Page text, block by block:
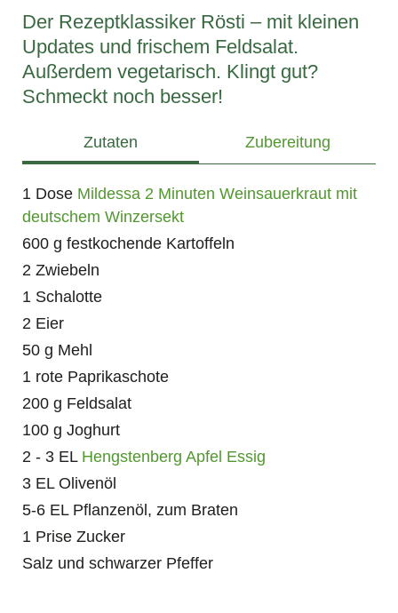
Der Rezeptklassiker Rösti – mit kleinen
Updates und frischem Feldsalat.
Außerdem vegetarisch. Klingt gut?
Schmeckt noch besser!
Zutaten Zubereitung
1 Dose Mildessa 2 Minuten Weinsauerkraut mit
deutschem Winzersekt
600 g festkochende Kartoffeln
2 Zwiebeln
1 Schalotte
2 Eier
50 g Mehl
1 rote Paprikaschote
200 g Feldsalat
100 g Joghurt
2 - 3 EL Hengstenberg Apfel Essig
3 EL Olivenöl
5-6 EL Pflanzenöl, zum Braten
1 Prise Zucker
Salz und schwarzer Pfeffer